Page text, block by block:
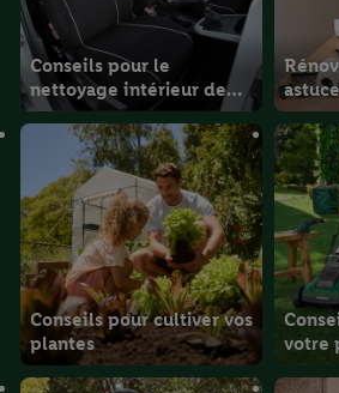
Conseils pour le
nettoyage intérieur de
votre voiture
Conseils pour cultiver vos
plantes
votre